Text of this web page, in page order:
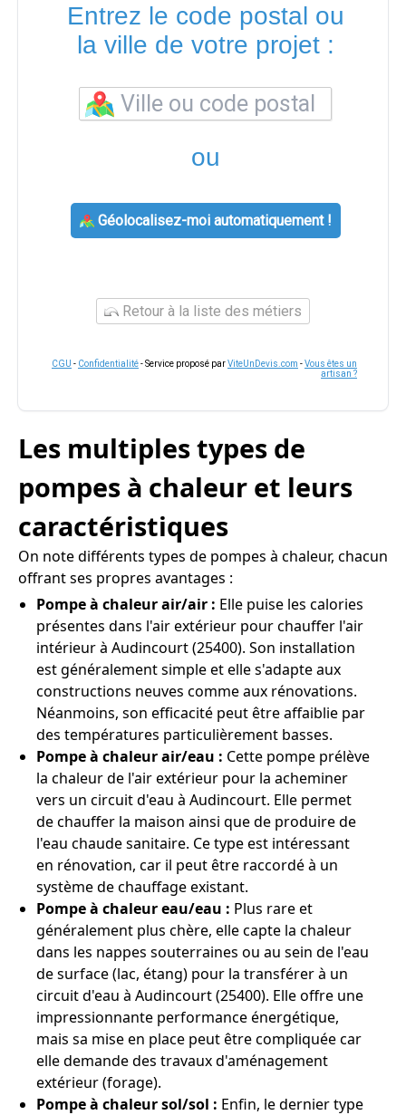
Entrez le code postal ou
la ville de votre projet :
ou
Géolocalisez-moi automatiquement !
Retour à la liste des métiers
CGU - Confidentialité- Service proposé parViteUnDevis.com -Vous êtes un
artisan ?
Les multiples types de
pompes à chaleur et leurs
caractéristiques
On note différents types de pompes à chaleur, chacun
offrant ses propres avantages :
Pompe à chaleur air/air : Elle puise les calories
présentes dans l'air extérieur pour chauffer l'air
intérieur à Audincourt (25400). Son installation
est généralement simple et elle s'adapte aux
constructions neuves comme aux rénovations.
Néanmoins, son efficacité peut être affaiblie par
des températures particulièrement basses.
Pompe à chaleur air/eau : Cette pompe prélève
la chaleur de l'air extérieur pour la acheminer
vers un circuit d'eau à Audincourt. Elle permet
de chauffer la maison ainsi que de produire de
l'eau chaude sanitaire. Ce type est intéressant
en rénovation, car il peut être raccordé à un
système de chauffage existant.
Pompe à chaleur eau/eau : Plus rare et
généralement plus chère, elle capte la chaleur
dans les nappes souterraines ou au sein de l'eau
de surface (lac, étang) pour la transférer à un
circuit d'eau à Audincourt (25400). Elle offre une
impressionnante performance énergétique,
mais sa mise en place peut être compliquée car
elle demande des travaux d'aménagement
extérieur (forage).
Pompe à chaleur sol/sol : Enfin, le dernier type